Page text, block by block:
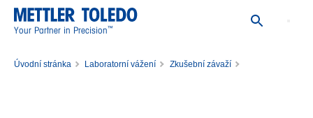
Your Partner in Precision™
Úvodní stránka Laboratorní vážení
Zkušební závaží